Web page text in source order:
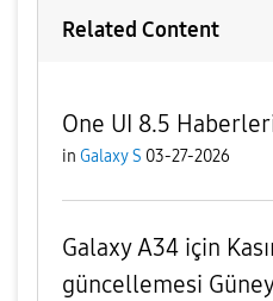
Related Content
One UI 8.5
in Galaxy S 03-27-2026
Galaxy A34 için
güncellemesi